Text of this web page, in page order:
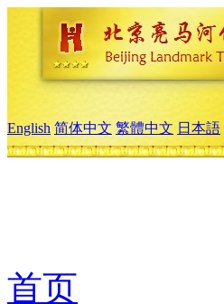
English 简体中文 繁體中文 日本語
首页